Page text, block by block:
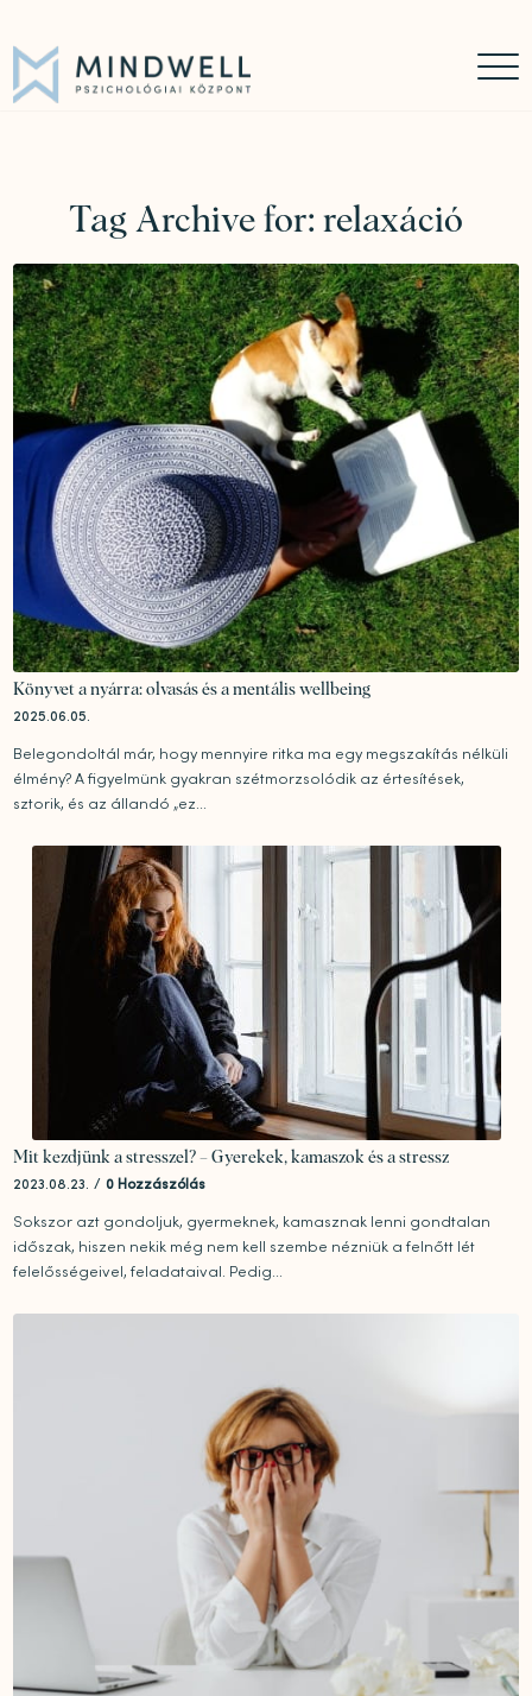
Tag Archive for: relaxáció
Könyvet a nyárra: olvasás és a mentális wellbeing
2025.06.05.
Belegondoltál már, hogy mennyire ritka ma egy megszakítás nélküli
élmény? A figyelmünk gyakran szétmorzsolódik az értesítések,
sztorik, és az állandó „ez...
Mit kezdjünk a stresszel? – Gyerekek, kamaszok és a stressz
2023.08.23. / 0 Hozzászólás
Sokszor azt gondoljuk, gyermeknek, kamasznak lenni gondtalan
időszak, hiszen nekik még nem kell szembe nézniük a felnőtt lét
felelősségeivel, feladataival. Pedig...